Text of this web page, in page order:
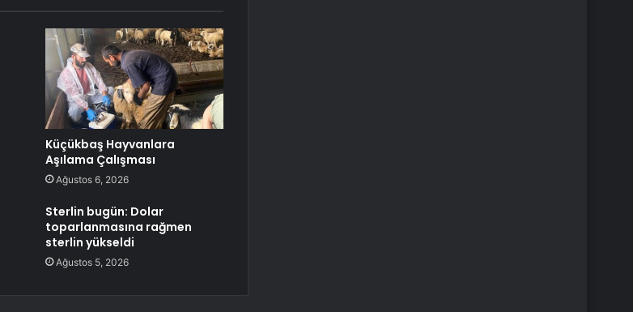
Küçükbaş Hayvanlara
Aşılama Çalışması
Ağustos 6, 2026
Sterlin bugün: Dolar
toparlanmasına rağmen
sterlin yükseldi
Ağustos 5, 2026